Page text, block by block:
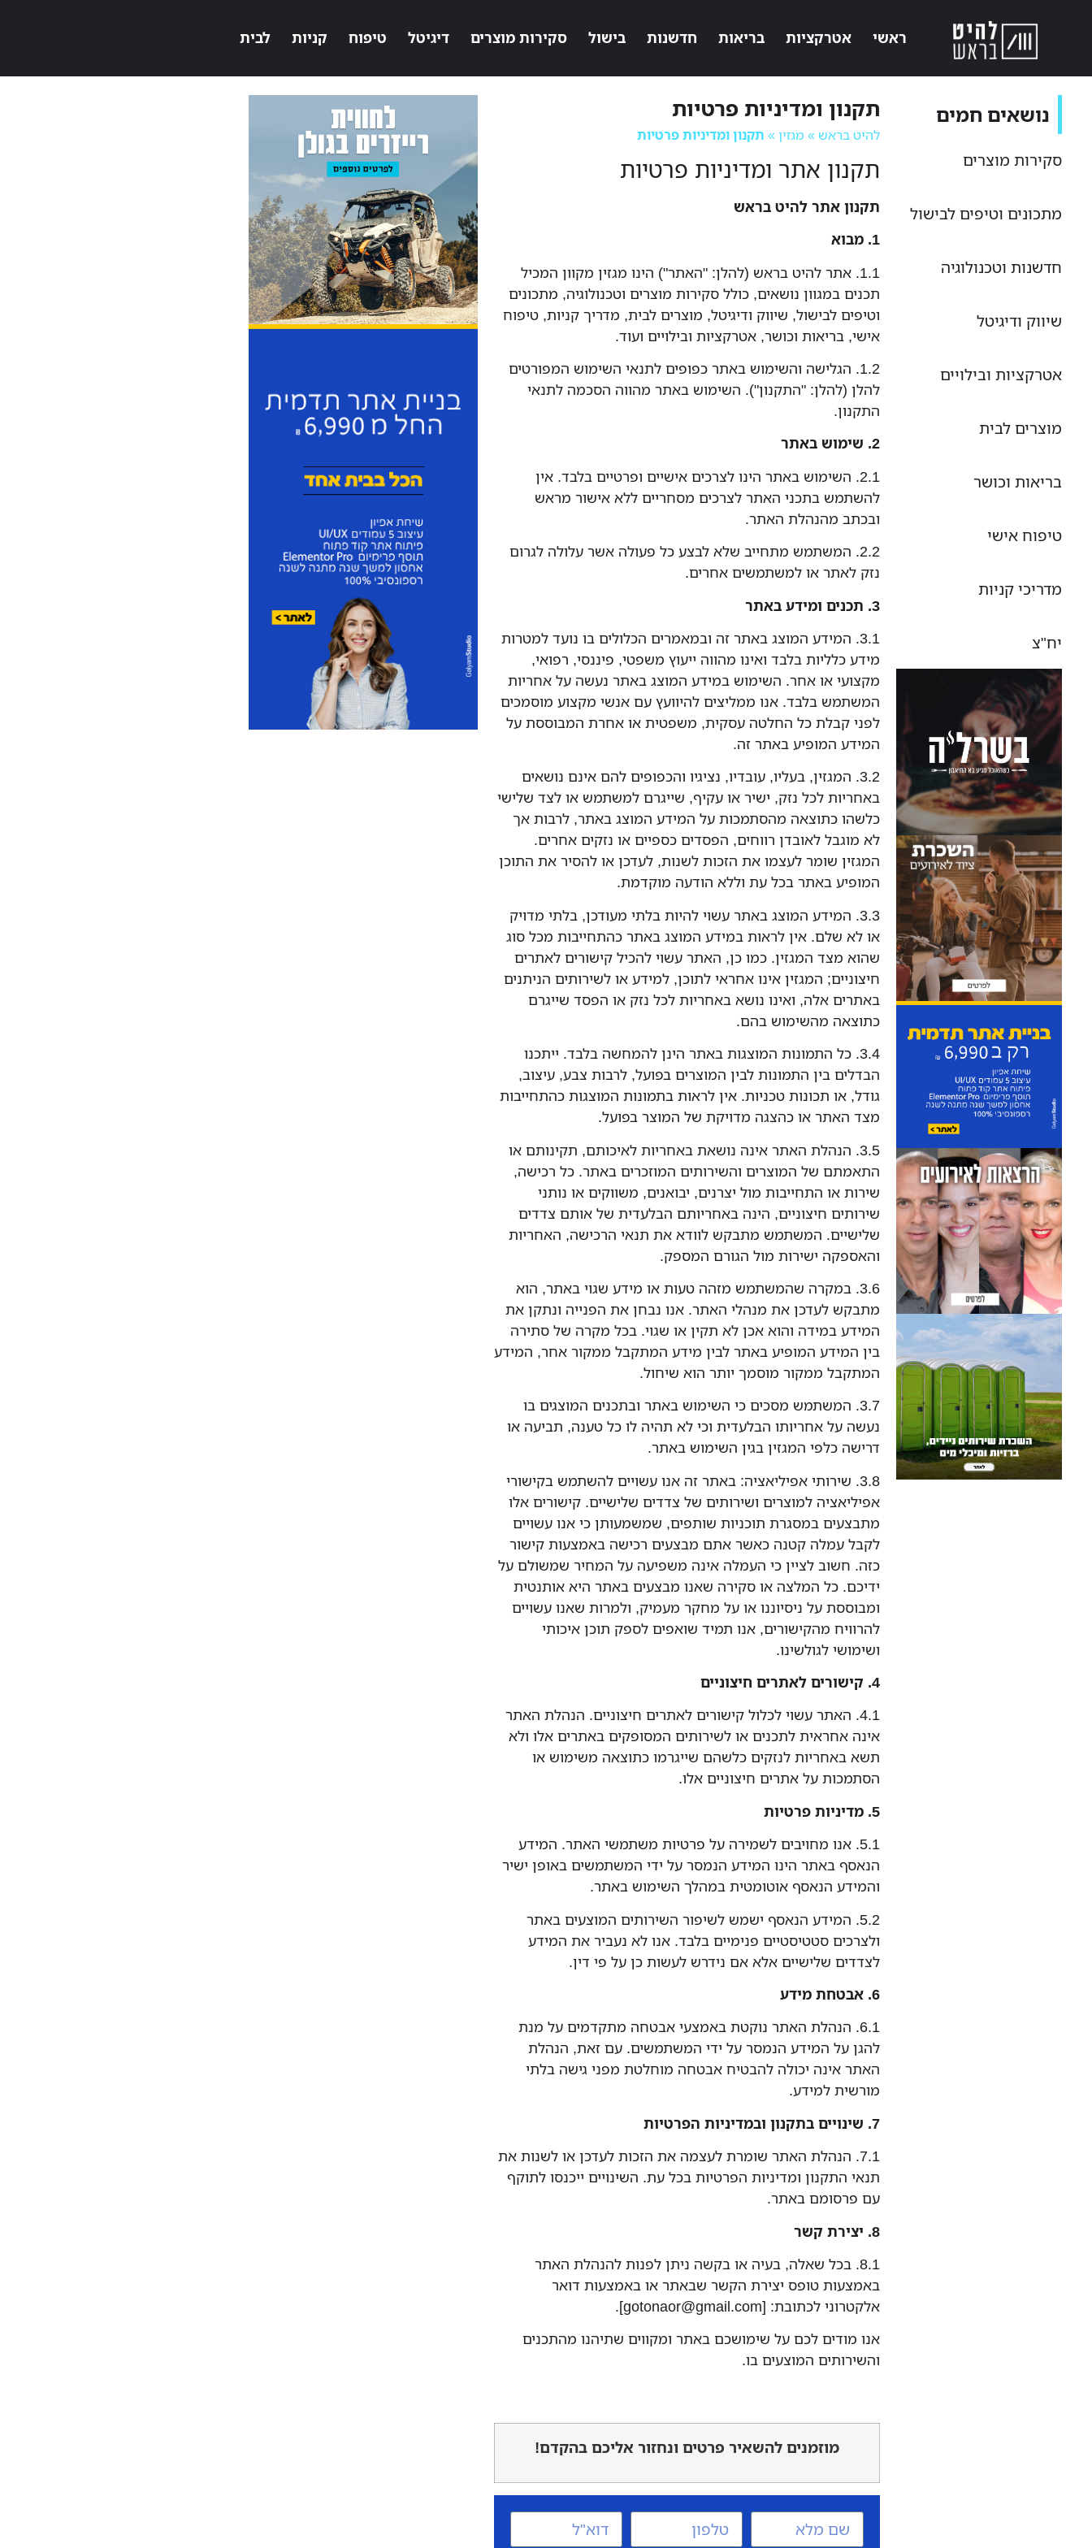
ראשי אטרקציות בריאות חדשנות בישול סקירות מוצרים דיגיטל טיפוח קניות לבית
נושאים חמים
סקירות מוצרים
מתכונים וטיפים לבישול
חדשנות וטכנולוגיה
שיווק ודיגיטל
אטרקציות ובילויים
מוצרים לבית
בריאות וכושר
טיפוח אישי
מדריכי קניות
יח"צ
תקנון ומדיניות פרטיות
להיט בראש » מגזין » תקנון ומדיניות פרטיות
תקנון אתר ומדיניות פרטיות
תקנון אתר להיט בראש
1. מבוא
1.1. אתר להיט בראש (להלן: "האתר") הינו מגזין מקוון המכיל
תכנים במגוון נושאים, כולל סקירות מוצרים וטכנולוגיה, מתכונים
וטיפים לבישול, שיווק ודיגיטל, מוצרים לבית, מדריך קניות, טיפוח
אישי, בריאות וכושר, אטרקציות ובילויים ועוד.
1.2. הגלישה והשימוש באתר כפופים לתנאי השימוש המפורטים
להלן (להלן: "התקנון"). השימוש באתר מהווה הסכמה לתנאי
התקנון.
2. שימוש באתר
2.1. השימוש באתר הינו לצרכים אישיים ופרטיים בלבד. אין
להשתמש בתכני האתר לצרכים מסחריים ללא אישור מראש
ובכתב מהנהלת האתר.
2.2. המשתמש מתחייב שלא לבצע כל פעולה אשר עלולה לגרום
נזק לאתר או למשתמשים אחרים.
3. תכנים ומידע באתר
3.1. המידע המוצג באתר זה ובמאמרים הכלולים בו נועד למטרות
מידע כלליות בלבד ואינו מהווה ייעוץ משפטי, פיננסי, רפואי,
מקצועי או אחר. השימוש במידע המוצג באתר נעשה על אחריות
המשתמש בלבד. אנו ממליצים להיוועץ עם אנשי מקצוע מוסמכים
לפני קבלת כל החלטה עסקית, משפטית או אחרת המבוססת על
המידע המופיע באתר זה.
3.2. המגזין, בעליו, עובדיו, נציגיו והכפופים להם אינם נושאים
באחריות לכל נזק, ישיר או עקיף, שייגרם למשתמש או לצד שלישי
כלשהו כתוצאה מהסתמכות על המידע המוצג באתר, לרבות אך
לא מוגבל לאובדן רווחים, הפסדים כספיים או נזקים אחרים.
המגזין שומר לעצמו את הזכות לשנות, לעדכן או להסיר את התוכן
המופיע באתר בכל עת וללא הודעה מוקדמת.
3.3. המידע המוצג באתר עשוי להיות בלתי מעודכן, בלתי מדויק
או לא שלם. אין לראות במידע המוצג באתר כהתחייבות מכל סוג
שהוא מצד המגזין. כמו כן, האתר עשוי להכיל קישורים לאתרים
חיצוניים; המגזין אינו אחראי לתוכן, למידע או לשירותים הניתנים
באתרים אלה, ואינו נושא באחריות לכל נזק או הפסד שייגרם
כתוצאה מהשימוש בהם.
3.4. כל התמונות המוצגות באתר הינן להמחשה בלבד. ייתכנו
הבדלים בין התמונות לבין המוצרים בפועל, לרבות צבע, עיצוב,
גודל, או תכונות טכניות. אין לראות בתמונות המוצגות כהתחייבות
מצד האתר או כהצגה מדויקת של המוצר בפועל.
3.5. הנהלת האתר אינה נושאת באחריות לאיכותם, תקינותם או
התאמתם של המוצרים והשירותים המוזכרים באתר. כל רכישה,
שירות או התחייבות מול יצרנים, יבואנים, משווקים או נותני
שירותים חיצוניים, הינה באחריותם הבלעדית של אותם צדדים
שלישיים. המשתמש מתבקש לוודא את תנאי הרכישה, האחריות
והאספקה ישירות מול הגורם המספק.
3.6. במקרה שהמשתמש מזהה טעות או מידע שגוי באתר, הוא
מתבקש לעדכן את מנהלי האתר. אנו נבחן את הפנייה ונתקן את
המידע במידה והוא אכן לא תקין או שגוי. בכל מקרה של סתירה
בין המידע המופיע באתר לבין מידע המתקבל ממקור אחר, המידע
המתקבל ממקור מוסמך יותר הוא שיחול.
3.7. המשתמש מסכים כי השימוש באתר ובתכנים המוצגים בו
נעשה על אחריותו הבלעדית וכי לא תהיה לו כל טענה, תביעה או
דרישה כלפי המגזין בגין השימוש באתר.
3.8. שירותי אפיליאציה: באתר זה אנו עשויים להשתמש בקישורי
אפיליאציה למוצרים ושירותים של צדדים שלישיים. קישורים אלו
מתבצעים במסגרת תוכניות שותפים, שמשמעותן כי אנו עשויים
לקבל עמלה קטנה כאשר אתם מבצעים רכישה באמצעות קישור
כזה. חשוב לציין כי העמלה אינה משפיעה על המחיר שמשולם על
ידיכם. כל המלצה או סקירה שאנו מבצעים באתר היא אותנטית
ומבוססת על ניסיוננו או על מחקר מעמיק, ולמרות שאנו עשויים
להרוויח מהקישורים, אנו תמיד שואפים לספק תוכן איכותי
ושימושי לגולשינו.
4. קישורים לאתרים חיצוניים
4.1. האתר עשוי לכלול קישורים לאתרים חיצוניים. הנהלת האתר
אינה אחראית לתכנים או לשירותים המסופקים באתרים אלו ולא
תשא באחריות לנזקים כלשהם שייגרמו כתוצאה משימוש או
הסתמכות על אתרים חיצוניים אלו.
5. מדיניות פרטיות
5.1. אנו מחויבים לשמירה על פרטיות משתמשי האתר. המידע
הנאסף באתר הינו המידע הנמסר על ידי המשתמשים באופן ישיר
והמידע הנאסף אוטומטית במהלך השימוש באתר.
5.2. המידע הנאסף ישמש לשיפור השירותים המוצעים באתר
ולצרכים סטטיסטיים פנימיים בלבד. אנו לא נעביר את המידע
לצדדים שלישיים אלא אם נידרש לעשות כן על פי דין.
6. אבטחת מידע
6.1. הנהלת האתר נוקטת באמצעי אבטחה מתקדמים על מנת
להגן על המידע הנמסר על ידי המשתמשים. עם זאת, הנהלת
האתר אינה יכולה להבטיח אבטחה מוחלטת מפני גישה בלתי
מורשית למידע.
7. שינויים בתקנון ובמדיניות הפרטיות
7.1. הנהלת האתר שומרת לעצמה את הזכות לעדכן או לשנות את
תנאי התקנון ומדיניות הפרטיות בכל עת. השינויים ייכנסו לתוקף
עם פרסומם באתר.
8. יצירת קשר
8.1. בכל שאלה, בעיה או בקשה ניתן לפנות להנהלת האתר
באמצעות טופס יצירת הקשר שבאתר או באמצעות דואר
אלקטרוני לכתובת: [gotonaor@gmail.com
].
אנו מודים לכם על שימושכם באתר ומקווים שתיהנו מהתכנים
והשירותים המוצעים בו.
מוזמנים להשאיר פרטים ונחזור אליכם בהקדם!